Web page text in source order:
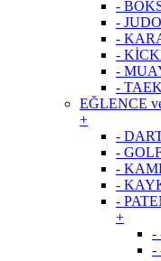
-
- JUDO
-
-
-
-
EĞLENCE
+
-
-
-
-
-
+
-
-